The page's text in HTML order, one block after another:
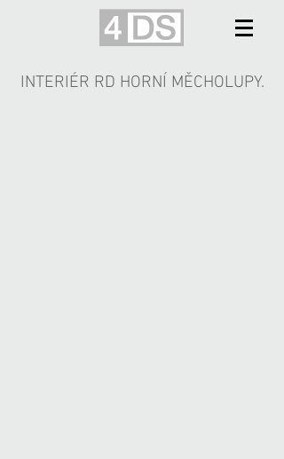
INTERIÉR RD HORNÍ MĚCHOLUPY.